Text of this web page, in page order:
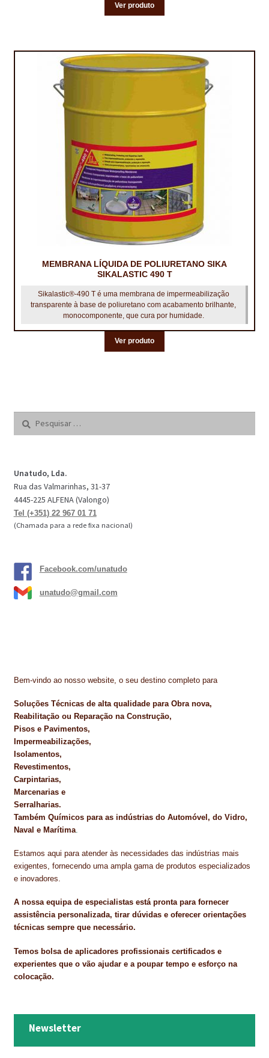
Ver produto
MEMBRANA LÍQUIDA DE POLIURETANO SIKA
SIKALASTIC 490 T
Sikalastic®-490 T é uma membrana de impermeabilização
transparente à base de poliuretano com acabamento brilhante,
monocomponente, que cura por humidade.
Ver produto
Pesquisar
Unatudo, Lda.
Rua das Valmarinhas, 31-37
4445-225 ALFENA (Valongo)
Tel (+351) 22 967 01 71
(Chamada para a rede fixa nacional)
Facebook.com/unatudo
unatudo@gmail.com
Bem-vindo ao nosso website, o seu destino completo para
Soluções Técnicas de alta qualidade para Obra nova,
Reabilitação ou Reparação na Construção,
Pisos e Pavimentos,
Impermeabilizações,
Isolamentos,
Revestimentos,
Carpintarias,
Marcenarias e
Serralharias.
Também Químicos para as indústrias do Automóvel, do Vidro,
Naval e Marítima.
Estamos aqui para atender às necessidades das indústrias mais
exigentes, fornecendo uma ampla gama de produtos especializados
e inovadores.
A nossa equipa de especialistas está pronta para fornecer
assistência personalizada, tirar dúvidas e oferecer orientações
técnicas sempre que necessário.
Temos bolsa de aplicadores profissionais certificados e
experientes que o vão ajudar e a poupar tempo e esforço na
colocação.
Newsletter